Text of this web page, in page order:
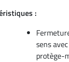
:
sens
protège-